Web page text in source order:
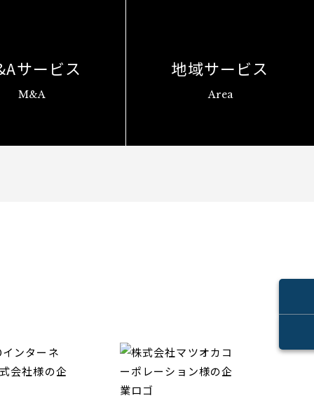
サービス
M&A
地域サービス
Area